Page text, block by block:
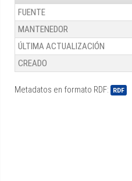
FUENTE
MANTENEDOR
ÚLTIMA ACTUALIZACIÓN
CREADO
Metadatos en formato RDF: RDF